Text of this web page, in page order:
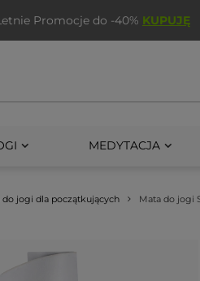
Promocje do -40% KUPUJĘ
MEDYTACJA
do jogi dla początkujących Mata do jogi